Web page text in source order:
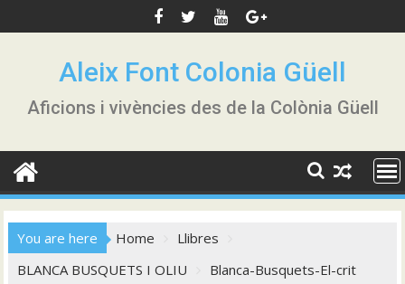
to
Aleix Font Colonia Güell
Aficions i vivències des de la Colònia Güell
You are here Home
Llibres
BLANCA BUSQUETS I OLIU
Blanca-Busquets-El-crit